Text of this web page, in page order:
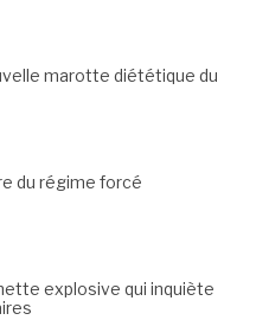
marotte diététique du
du régime forcé
explosive qui inquiète